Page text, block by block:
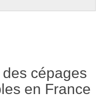
cépages
en France